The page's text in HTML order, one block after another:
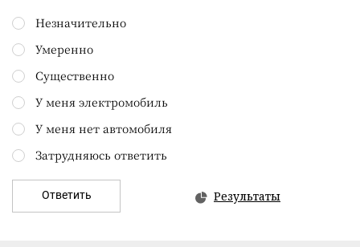
Незначительно
Умеренно
Существенно
У меня электромобиль
У меня нет автомобиля
Затрудняюсь ответить
Ответить Результаты